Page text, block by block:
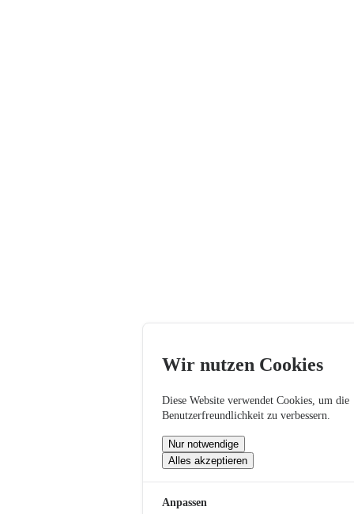
Wir nutzen Cookies
Diese Website verwendet Cookies, um die
Benutzerfreundlichkeit zu verbessern.
Nur notwendige
Alles akzeptieren
Anpassen